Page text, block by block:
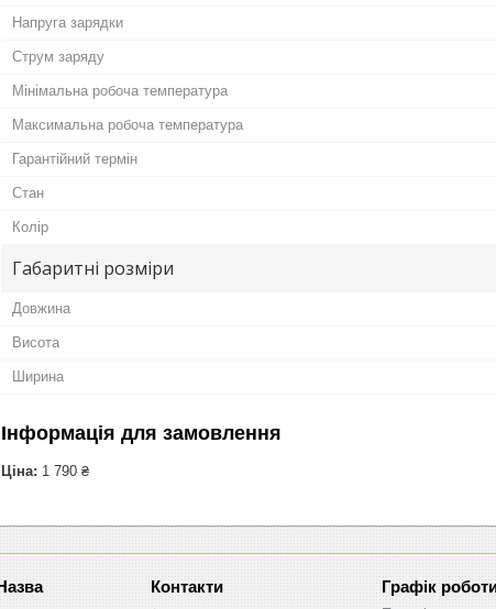
Напруга зарядки
Струм заряду
Мінімальна робоча температура
Максимальна робоча температура
Гарантійний термін
Стан
Колір
Габаритні розміри
Довжина
Висота
Ширина
Інформація для замовлення
Ціна: 1 790 ₴
Графік